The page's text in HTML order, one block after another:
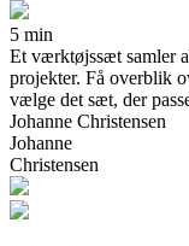
5 min
Et værktøjssæt samler
projekter. Få overblik
vælge det sæt, der
Johanne Christensen
Johanne
Christensen